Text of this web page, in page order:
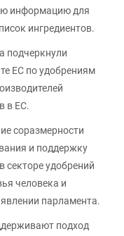
информацию для
ингредиентов.
подчеркнули
ЕС по удобрениям
в ЕС.
соразмерности
и поддержку
секторе удобрений
человека и
парламента.
подход